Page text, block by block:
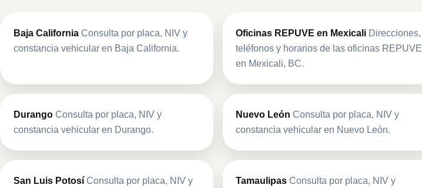
Baja California Consulta por placa, NIV y
constancia vehicular en Baja California.
Oficinas REPUVE en Mexicali Direcciones,
teléfonos y horarios de las oficinas REPUVE
en Mexicali, BC.
Durango Consulta por placa, NIV y
constancia vehicular en Durango.
Nuevo León Consulta por placa, NIV y
constancia vehicular en Nuevo León.
San Luis Potosí Consulta por placa, NIV y
Tamaulipas Consulta por placa, NIV y